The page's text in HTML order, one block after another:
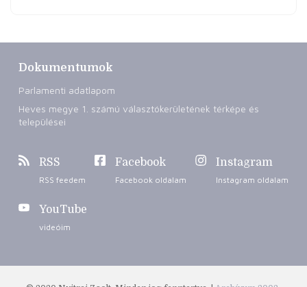
Dokumentumok
Parlamenti adatlapom
Heves megye 1. számú választókerületének térképe és
települései
RSS
RSS feedem
Facebook
Facebook oldalam
Instagram
Instagram oldalam
YouTube
videóim